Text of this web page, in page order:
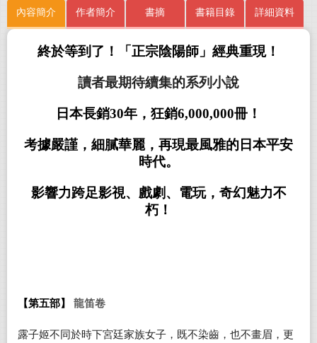
內容簡介 作者簡介 書摘 書籍目錄 詳細資料
終於等到了！「正宗陰陽師」經典重現！
讀者最期待續集的系列小說
日本長銷30年 ， 狂銷6,000,000冊 ！
考據嚴謹 ， 細膩華麗，再現最風雅的日本平安
時代。
影響力跨足影視、 戲劇 、
電玩，奇幻魅力不
朽！
【第五部】 龍笛卷
露子姬不同於時下宮廷家族女子，既不染齒，也不畫眉，更